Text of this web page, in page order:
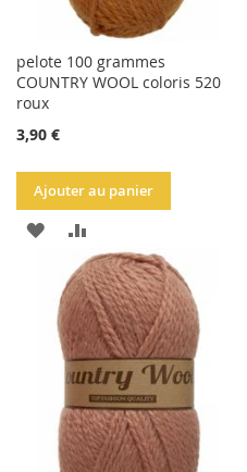
pelote 100 grammes
COUNTRY WOOL coloris 520
roux
3,90 €
Ajouter au panier
AJOUTER
LA
LISTE
D'ACHATS
AU
COMPARATEUR